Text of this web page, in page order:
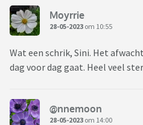
Moyrrie
28-05-2023 om 10:55
Wat een schrik, Sini. Het
dag voor dag gaat. Heel veel
@nnemoon
28-05-2023 om 14:00